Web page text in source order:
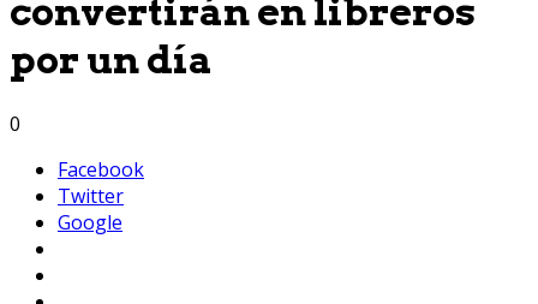
convertirán en libreros
por un día
0
Facebook
Twitter
Google